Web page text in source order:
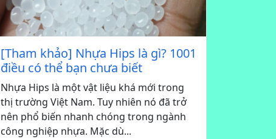
[Tham khảo] Nhựa Hips là gì? 1001
điều có thể bạn chưa biết
Nhựa Hips là một vật liệu khá mới trong
thị trường Việt Nam. Tuy nhiên nó đã trở
nên phổ biến nhanh chóng trong ngành
công nghiệp nhựa. Mặc dù...